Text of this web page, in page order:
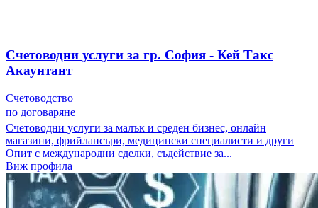
Счетоводни услуги за гр. София - Кей Такс
Акаунтант
Счетоводство
по договаряне
Счетоводни услуги за малък и среден бизнес, онлайн
магазини, фрийлансъри, медицински специалисти и други
Опит с международни сделки, съдействие за...
Виж профила